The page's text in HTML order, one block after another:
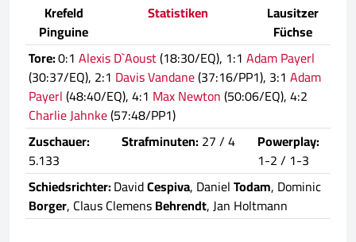
Krefeld
Pinguine
Statistiken
Lausitzer
Füchse
Tore:0:1 Alexis D`Aoust(18:30/EQ), 1:1 Adam Payerl
(30:37/EQ), 2:1 Davis Vandane(37:16/PP1), 3:1 Adam
Payerl(48:40/EQ), 4:1 Max Newton(50:06/EQ), 4:2
Charlie Jahnke(57:48/PP1)
Zuschauer:
5.133
Strafminuten: 27 / 4
Powerplay:
1-2 / 1-3
Schiedsrichter:DavidCespiva, DanielTodam, Dominic
Borger, Claus ClemensBehrendt, Jan Holtmann